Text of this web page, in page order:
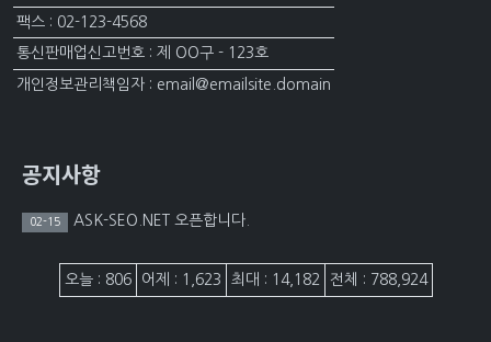
팩스 : 02-123-4568
통신판매업신고번호 : 제 OO구 - 123호
개인정보관리책임자 : email@emailsite.domain
공지사항
02-15 ASK-SEO.NET 오픈합니다.
접속자집계
오늘 : 806 어제 : 1,623 최대 : 14,182 전체 : 788,924